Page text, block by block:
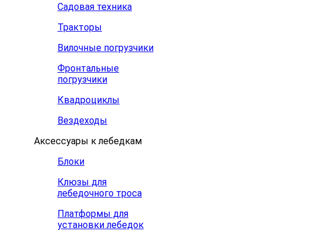
Садовая техника
Тракторы
Вилочные погрузчики
Фронтальные
погрузчики
Квадроциклы
Вездеходы
Аксессуары к лебедкам
Блоки
Клюзы для
лебедочного троса
Платформы для
установки лебедок